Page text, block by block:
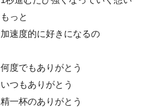
もっと
加速度的に好きになるの
何度でもありがとう
いつもありがとう
精一杯のありがとう